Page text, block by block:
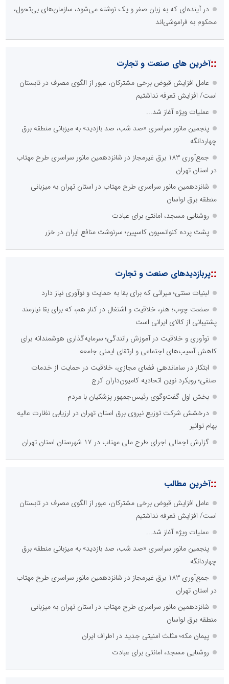
در آینده‌ای که به زبان صفر و یک نوشته می‌شود، سازمان‌های بی‌تحول،
محکوم به فراموشی‌اند
::آخرین های صنعت و تجارت
عامل افزایش قبوض برخی مشترکان، عبور از الگوی مصرف در تابستان
است/ افزایش تعرفه نداشتیم
عملیات ویژه آغاز شد...
پنجمین مانور سراسری «صد شب، صد بازدید» به میزبانی منطقه برق
چهاردانگه
جمع‌آوری 183 برق غیرمجاز در شانزدهمین مانور سراسری طرح مهتاب
در استان تهران
شانزدهمین مانور سراسری طرح مهتاب در استان تهران به میزبانی
منطقه برق لواسان
روشنایی مسجد، امانتی برای عبادت
پشت پرده کنوانسیون کاسپین؛ سرنوشت منافع ایران در خزر
::پربازدیدهای صنعت و تجارت
لبنیات سنتی؛ میراثی که برای بقا به حمایت و نوآوری نیاز دارد
صنعت چوب؛ هنر، خلاقیت و اشتغال در کنار هم، که برای بقا نیازمند
پشتیبانی از کالای ایرانی است
نوآوری و خلاقیت در آموزش رانندگی؛ سرمایه‌گذاری هوشمندانه برای
کاهش آسیب‌های اجتماعی و ارتقای ایمنی جامعه
ابتکار در ساماندهی فضای مجازی، خلاقیت در حمایت از خدمات
صنفی؛ رویکرد نوین اتحادیه کامیون‌داران کرج
بخش اول گفت‌وگوی رئیس‌جمهور پزشکیان با مردم
درخشش شرکت توزیع نیروی برق استان تهران در ارزیابی نظارت عالیه
بهام توانیر
گزارش اجمالی اجرای طرح ملی مهتاب در ۱۷ شهرستان استان تهران
::آخرین مطالب
عامل افزایش قبوض برخی مشترکان، عبور از الگوی مصرف در تابستان
است/ افزایش تعرفه نداشتیم
عملیات ویژه آغاز شد...
پنجمین مانور سراسری «صد شب، صد بازدید» به میزبانی منطقه برق
چهاردانگه
جمع‌آوری 183 برق غیرمجاز در شانزدهمین مانور سراسری طرح مهتاب
در استان تهران
شانزدهمین مانور سراسری طرح مهتاب در استان تهران به میزبانی
منطقه برق لواسان
پیمان مکه؛ مثلث امنیتی جدید در اطراف ایران
روشنایی مسجد، امانتی برای عبادت